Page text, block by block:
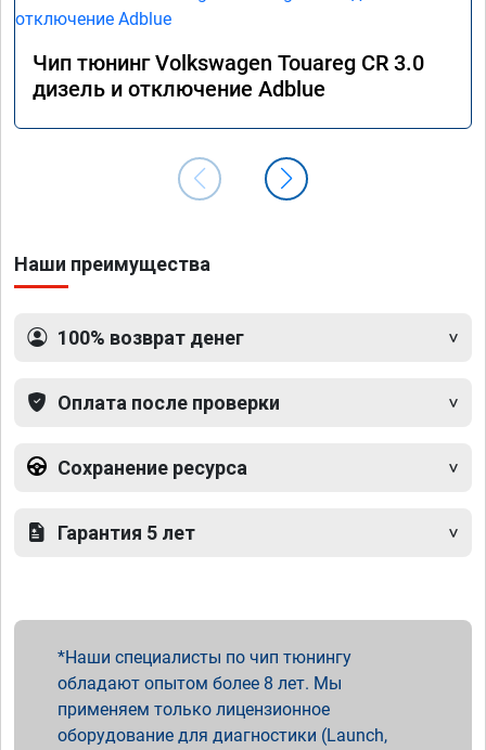
Чип тюнинг Volkswagen Touareg CR 3.0
дизель и отключение Adblue
Наши преимущества
100% возврат денег
Оплата после проверки
Сохранение ресурса
Гарантия 5 лет
Наши специалисты по чип тюнингу
обладают опытом более 8 лет. Мы
применяем только лицензионное
оборудование для диагностики (Launch,